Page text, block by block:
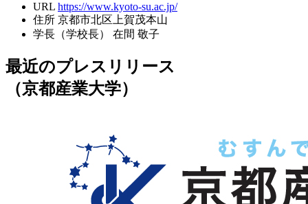
URL https://www.kyoto-su.ac.jp/
住所 京都市北区上賀茂本山
学長（学校長）
在間 敬子
最近のプレスリリース
（京都産業大学）